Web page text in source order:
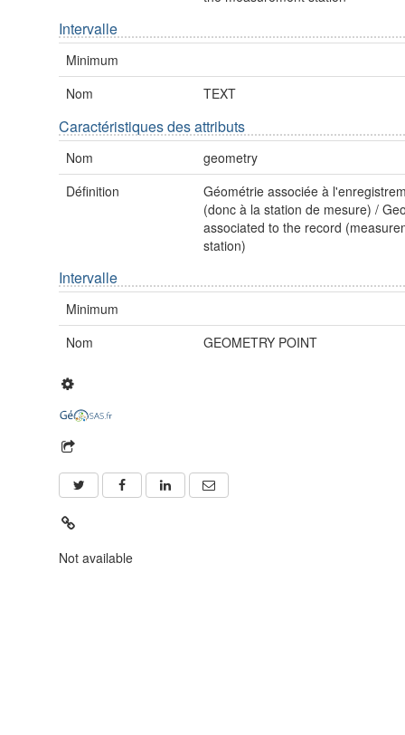
Intervalle
Minimum
Nom
TEXT
Caractéristiques des attributs
Nom
geometry
Définition
Géométrie associée à
(donc à la station de mesure) /
associated to the record
station)
Intervalle
Minimum
Nom
GEOMETRY POINT
Not available